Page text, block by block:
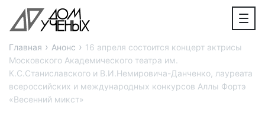
Главная › Анонс › 16 апреля состоится концерт актрисы
Московского Академического театра им.
К.С.Станиславского и В.И.Немировича-Данченко, лауреата
всероссийских и международных конкурсов Аллы Фортэ
«Весенний микст»